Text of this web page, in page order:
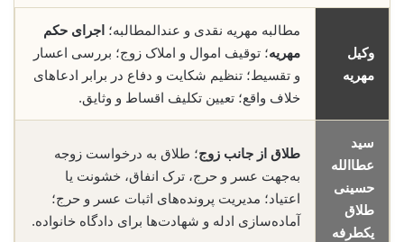
وکیل
مهریه
مطالبه مهریه نقدی و عندالمطالبه؛ اجرای حکم
مهریه؛ توقیف اموال و املاک زوج؛ بررسی اعسار
و تقسیط؛ تنظیم شکایت و دفاع در برابر ادعاهای
خلاف واقع؛ تعیین تکلیف اقساط و وثایق.
سید
عطاالله
حسینی
طلاق
یکطرفه
طلاق از جانب زوج؛ طلاق به درخواست زوجه
به‌جهت عسر و حرج، ترک انفاق، خشونت یا
اعتیاد؛ مدیریت پرونده‌های اثبات عسر و حرج؛
آماده‌سازی ادله و شهادت‌ها برای دادگاه خانواده.